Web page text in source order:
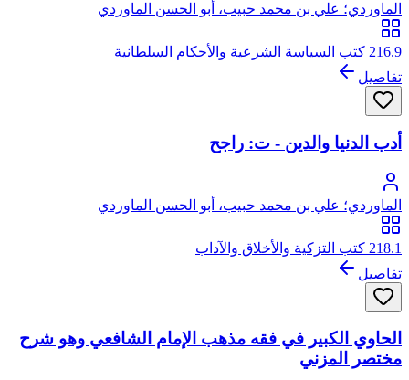
الماوردي؛ علي بن محمد حبيب، أبو الحسن الماوردي
216.9 كتب السياسة الشرعية والأحكام السلطانية
تفاصيل
أدب الدنيا والدين - ت: راجح
الماوردي؛ علي بن محمد حبيب، أبو الحسن الماوردي
218.1 كتب التزكية والأخلاق والآداب
تفاصيل
الحاوي الكبير في فقه مذهب الإمام الشافعي وهو شرح
مختصر المزني